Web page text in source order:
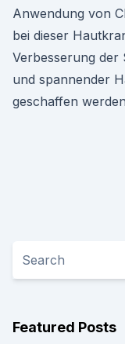
Anwendung von
bei dieser
Verbesserung der
und spannender
geschaffen
Featured Posts